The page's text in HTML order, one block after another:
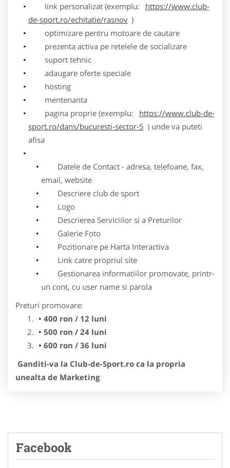
link personalizat (exemplu:
https://www.club-
de-sport.ro/echitatie/rasnov )
optimizare pentru motoare de cautare
prezenta activa pe retelele de socializare
suport tehnic
adaugare oferte speciale
hosting
mentenanta
pagina proprie (exemplu:
https://www.club-de-
sport.ro/dans/bucuresti-sector-5 ) unde va puteti
afisa
Datele de Contact - adresa, telefoane, fax,
email, website
Descriere club de sport
Logo
Descrierea Serviciilor si a Preturilor
Galerie Foto
Pozitionare pe Harta Interactiva
Link catre propriul site
Gestionarea informatiilor promovate, printr-
un cont, cu user name si parola
Preturi promovare:
400 ron / 12 luni
500 ron / 24 luni
600 ron / 36 luni
Ganditi-va la Club-de-Sport.ro ca la propria
unealta de Marketing
Facebook